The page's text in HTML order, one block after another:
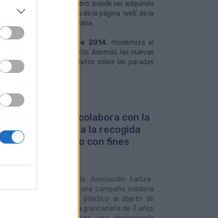
líneas de GM desde enero, puede ser adquirida
de Arucas o a través de la página ‘web’ de la
carretera en Gran Canaria.
implementará durante 2014, moderniza el
de su mantenimiento. Además, las nuevas
ya que facilitan datos sobre las paradas
Municipales colabora con la
Iraitza para la recogida
de plástico con fines
Municipales (GM) y la Asociación Iraitza-
Solidarios han iniciado una campaña solidaria
recolecta de tapas de plástico al objeto de
a Valeria Padrón, una niña grancanaria de 3 años